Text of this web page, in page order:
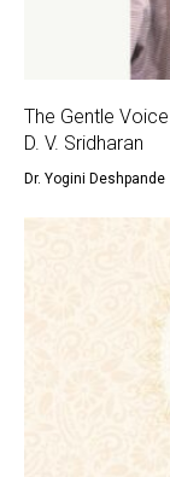
The Gentle
D. V. Sridharan
Dr. Yogini Deshpande